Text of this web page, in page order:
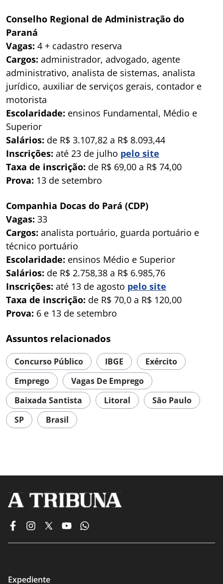
Conselho Regional de Administração do
Paraná
Vagas: 4 + cadastro reserva
Cargos: administrador, advogado, agente
administrativo, analista de sistemas, analista
jurídico, auxiliar de serviços gerais, contador e
motorista
Escolaridade: ensinos Fundamental, Médio e
Superior
Salários: de R$ 3.107,82 a R$ 8.093,44
Inscrições: até 23 de julho pelo site
Taxa de inscrição: de R$ 69,00 a R$ 74,00
Prova: 13 de setembro
Companhia Docas do Pará (CDP)
Vagas: 33
Cargos: analista portuário, guarda portuário e
técnico portuário
Escolaridade: ensinos Médio e Superior
Salários: de R$ 2.758,38 a R$ 6.985,76
Inscrições: até 13 de agosto pelo site
Taxa de inscrição: de R$ 70,0 a R$ 120,00
Prova: 6 e 13 de setembro
Assuntos relacionados
Concurso Público IBGE
Exército
Emprego
Vagas De Emprego
Baixada Santista
Litoral
São Paulo
SP
Brasil
Expediente